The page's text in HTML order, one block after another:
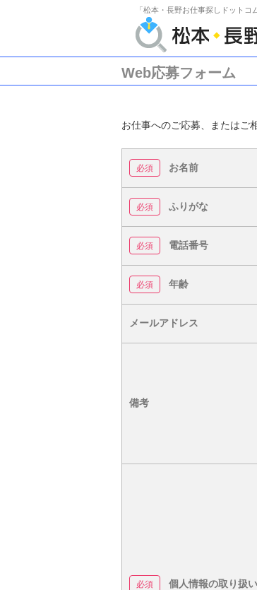
「松本・長野お仕事探しドット
Web応募フォーム
お仕事へのご応募、またはご
お名前
ふりがな
電話番号
年齢
メールアドレス
備考
個人情報の取り扱